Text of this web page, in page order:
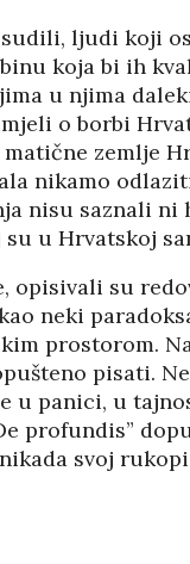
ljudi koji
koja bi ih
u njima
o borbi
zemlje
nikamo
nisu saznali ni
u Hrvatskoj
opisivali su
neki
prostorom.
pisati.
u panici, u
profundis”
svoj